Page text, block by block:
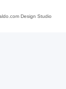
Design Studio